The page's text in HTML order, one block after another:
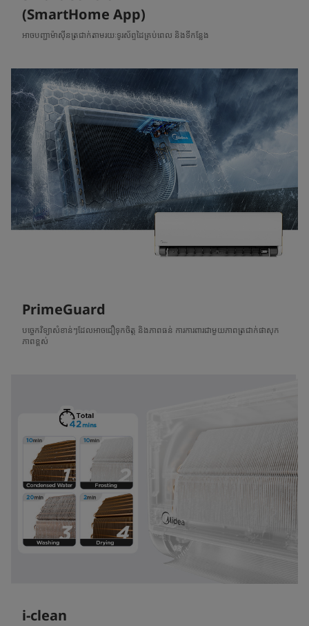
(SmartHome App)
អាចបញ្ជាម៉ាស៊ីនត្រជាក់តាមរយៈទូរស័ព្ទដៃគ្រប់ពេល និងទីកន្លែង
PrimeGuard
បច្ចេកវិទ្យាសំខាន់ៗដែលអាចជឿទុកចិត្ត និងភាពធន់ ការការពារជាមួយភាពត្រជាក់ផាសុក
ភាពខ្ពស់
i-clean